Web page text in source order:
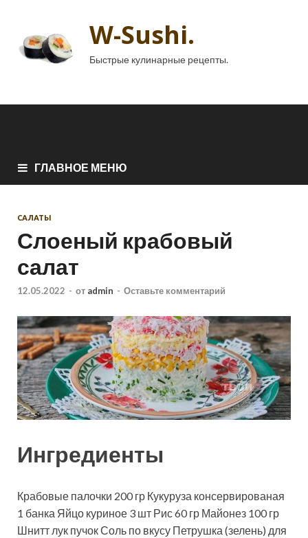
W-Sushi.
Быстрые кулинарные рецепты.
ГЛАВНОЕ МЕНЮ
САЛАТЫ
Слоеный крабовый
салат
12.05.2022 - от admin - Оставьте комментарий
Ингредиенты
Крабовые палочки 200 гр Кукуруза консервированая
1 банка Яйцо куриное 3 шт Рис60 гр Майонез 100 гр
Шнитт лук пучокСоль по вкусу Петрушка (зелень) для